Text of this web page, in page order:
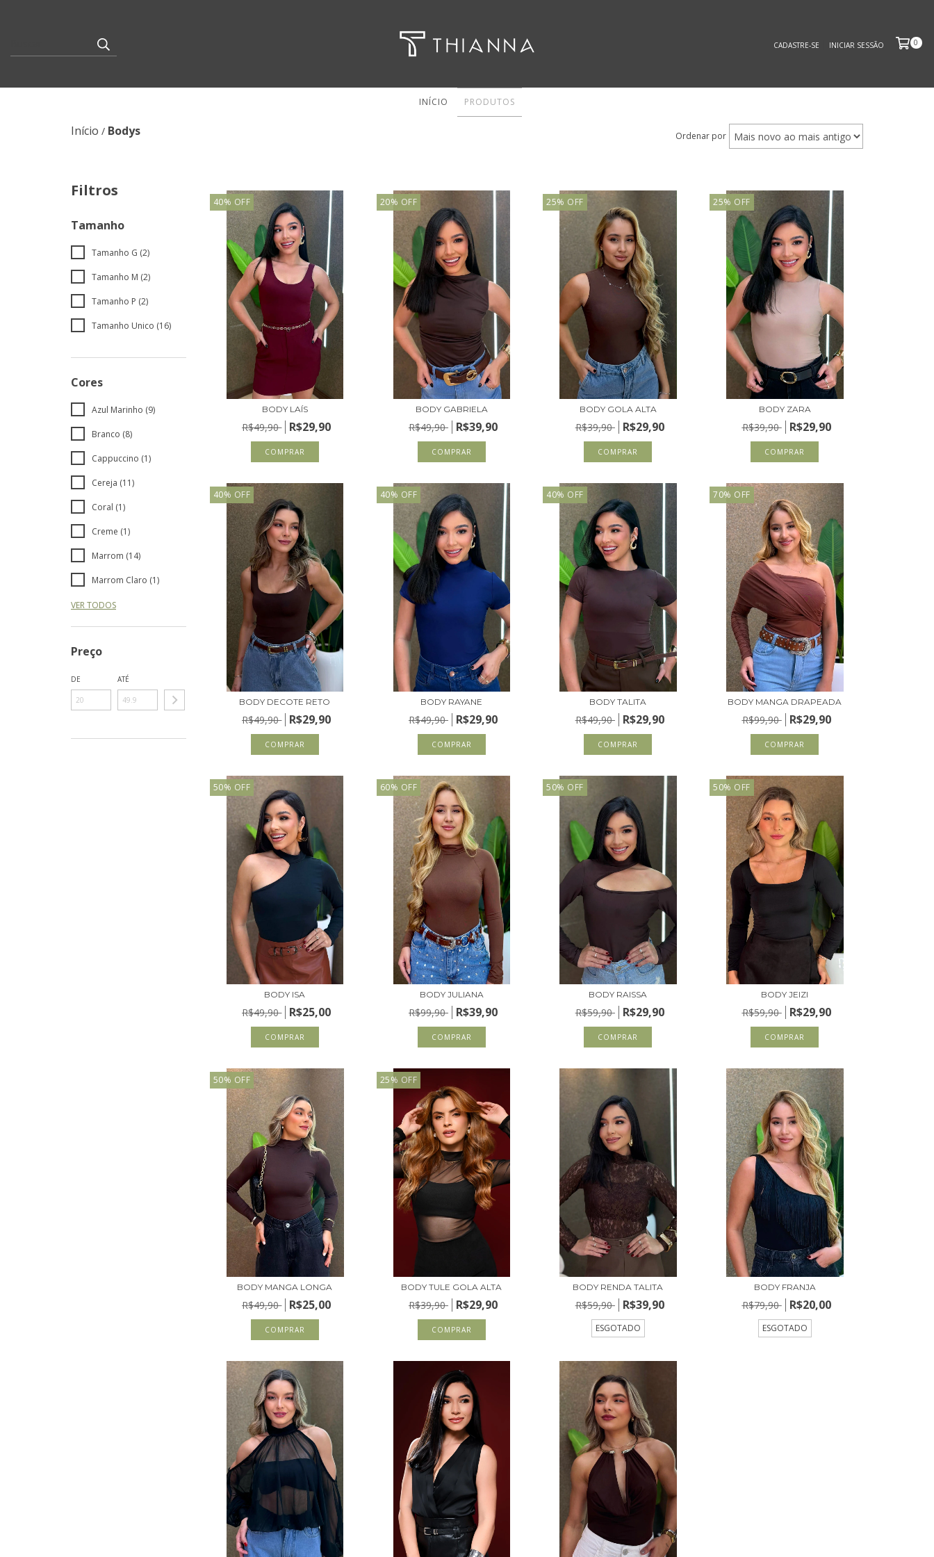
CADASTRE-SE INICIAR SESSÃO 0
INÍCIO PRODUTOS
Início / Bodys Ordenar por
Filtros
Tamanho
Tamanho G (2)
Tamanho M (2)
Tamanho P (2)
Tamanho Unico (16)
Cores
Azul Marinho (9)
Branco (8)
Cappuccino (1)
Cereja (11)
Coral (1)
Creme (1)
Marrom (14)
Marrom Claro (1)
VER TODOS
Preço
DE ATÉ
40% OFF
BODY LAÍS
R$49,90 R$29,90
COMPRAR
20% OFF
BODY GABRIELA
R$49,90 R$39,90
COMPRAR
25% OFF
BODY GOLA ALTA
R$39,90 R$29,90
COMPRAR
25% OFF
BODY ZARA
R$39,90 R$29,90
COMPRAR
40% OFF
BODY DECOTE RETO
R$49,90 R$29,90
COMPRAR
40% OFF
BODY RAYANE
R$49,90 R$29,90
COMPRAR
40% OFF
BODY TALITA
R$49,90 R$29,90
COMPRAR
70% OFF
BODY MANGA DRAPEADA
R$99,90 R$29,90
COMPRAR
50% OFF
BODY ISA
R$49,90 R$25,00
COMPRAR
60% OFF
BODY JULIANA
R$99,90 R$39,90
COMPRAR
50% OFF
BODY RAISSA
R$59,90 R$29,90
COMPRAR
50% OFF
BODY JEIZI
R$59,90 R$29,90
COMPRAR
50% OFF
BODY MANGA LONGA
R$49,90 R$25,00
COMPRAR
25% OFF
BODY TULE GOLA ALTA
R$39,90 R$29,90
COMPRAR
BODY RENDA TALITA
R$59,90 R$39,90
ESGOTADO
BODY FRANJA
R$79,90 R$20,00
ESGOTADO